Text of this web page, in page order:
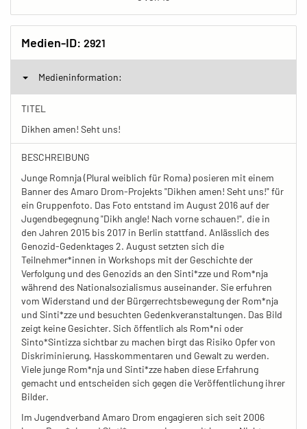
Medien-ID: 2921
Medieninformation:
TITEL
Dikhen amen! Seht uns!
BESCHREIBUNG
Junge Romnja (Plural weiblich für Roma) posieren mit einem
Banner des Amaro Drom-Projekts "Dikhen amen! Seht uns!" für
ein Gruppenfoto. Das Foto entstand im August 2016 auf der
Jugendbegegnung "Dikh angle! Nach vorne schauen!", die in
den Jahren 2015 bis 2017 in Berlin stattfand. Anlässlich des
Genozid-Gedenktages 2. August setzten sich die
Teilnehmer*innen in Workshops mit der Geschichte der
Verfolgung und des Genozids an den Sinti*zze und Rom*nja
während des Nationalsozialismus auseinander. Sie erfuhren
vom Widerstand und der Bürgerrechtsbewegung der Rom*nja
und Sinti*zze und besuchten Gedenkveranstaltungen. Das Bild
zeigt keine Gesichter. Sich öffentlich als Rom*ni oder
Sinto*Sintizza sichtbar zu machen birgt das Risiko Opfer von
Diskriminierung, Hasskommentaren und Gewalt zu werden.
Viele junge Rom*nja und Sinti*zze haben diese Erfahrung
gemacht und entscheiden sich gegen die Veröffentlichung ihrer
Bilder.
Im Jugendverband Amaro Drom engagieren sich seit 2006